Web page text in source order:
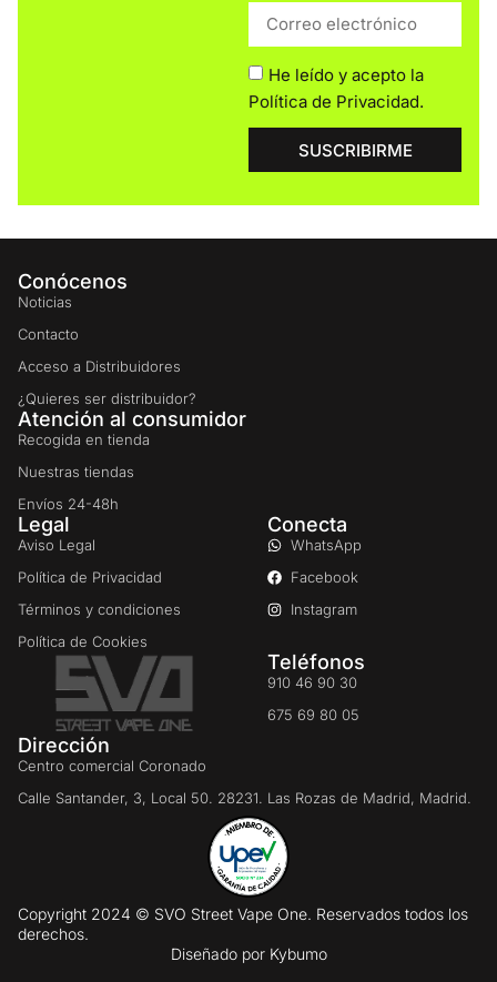
He leído y acepto la
Política de Privacidad.
SUSCRIBIRME
Conócenos
Noticias
Contacto
Acceso a Distribuidores
¿Quieres ser distribuidor?
Atención al consumidor
Recogida en tienda
Nuestras tiendas
Envíos 24-48h
Legal
Aviso Legal
Política de Privacidad
Términos y condiciones
Política de Cookies
Conecta
WhatsApp
Facebook
Instagram
Teléfonos
910 46 90 30
675 69 80 05
Dirección
Centro comercial Coronado
Calle Santander, 3, Local 50. 28231. Las Rozas de Madrid, Madrid.
Copyright 2024 © SVO Street Vape One. Reservados todos los
derechos.
Diseñado por Kybumo